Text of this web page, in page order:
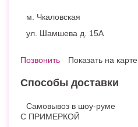
м. Чкаловская
ул. Шамшева д. 15А
Позвонить Показать на карте
Способы доставки
Самовывоз в шоу-руме
С ПРИМЕРКОЙ